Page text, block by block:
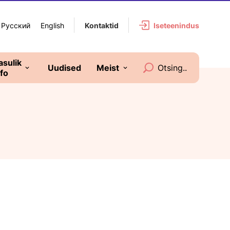
Русский English Kontaktid Iseteenindus
Uudised Meist Otsing